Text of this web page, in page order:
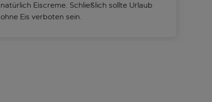
natürlich Eiscreme. Schließlich sollte Urlaub
ohne Eis verboten sein.